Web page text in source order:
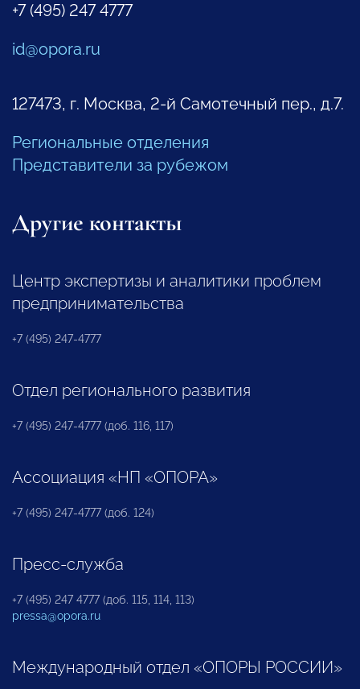
+7 (495) 247 4777
id@opora.ru
127473, г. Москва, 2-й Самотечный пер., д.7.
Региональные отделения
Представители за рубежом
Другие контакты
Центр экспертизы и аналитики проблем
предпринимательства
+7 (495) 247-4777
Отдел регионального развития
+7 (495) 247-4777 (доб. 116, 117)
Ассоциация «НП «ОПОРА»
+7 (495) 247-4777 (доб. 124)
Пресс-служба
+7 (495) 247 4777 (доб. 115, 114, 113)
pressa@opora.ru
Международный отдел «ОПОРЫ РОССИИ»